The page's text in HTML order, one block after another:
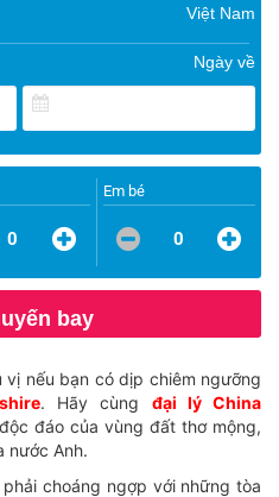
Việt Nam
Ngày về
0
Em bé
0
bay
nếu bạn có dịp chiêm ngưỡng
. Hãy cùng đại lý China
đáo của vùng đất thơ mộng,
nước Anh.
choáng ngợp với những tòa